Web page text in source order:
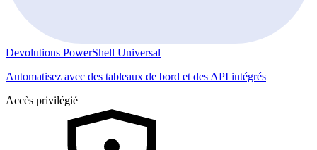
Devolutions PowerShell Universal
Automatisez avec des tableaux de bord et des API intégrés
Accès privilégié